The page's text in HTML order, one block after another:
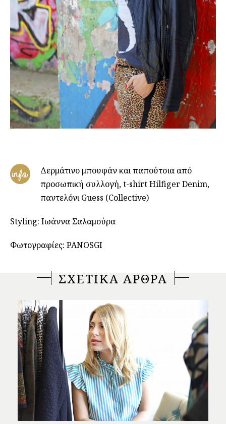
info
Δερμάτινο μπουφάν και παπούτσια από
προσωπική συλλογή, t-shirt Hilfiger Denim,
παντελόνι Guess (Collective)
Styling: Ιωάννα Σαλαμούρα
Φωτογραφίες: PANOSGI
ΣΧΕΤΙΚΑ ΑΡΘΡΑ